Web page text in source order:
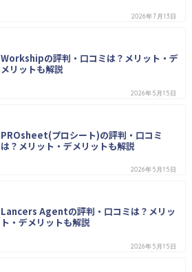
2026年7月13日
Workshipの評判・口コミは？メリット・デ
メリットも解説
2026年5月15日
PROsheet(プロシート)の評判・口コミ
は？メリット・デメリットも解説
2026年5月15日
Lancers Agentの評判・口コミは？メリッ
ト・デメリットも解説
2026年5月15日